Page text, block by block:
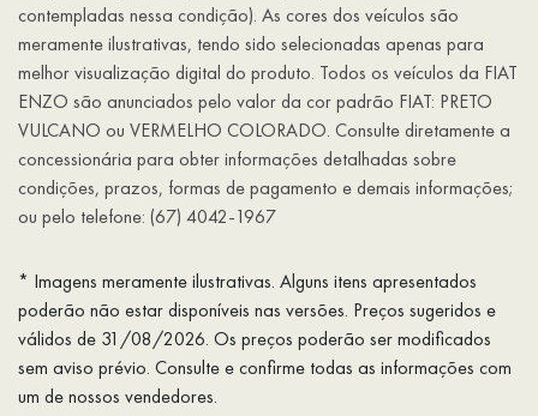
contempladas nessa condição). As cores dos veículos são
meramente ilustrativas, tendo sido selecionadas apenas para
melhor visualização digital do produto. Todos os veículos da FIAT
ENZO são anunciados pelo valor da cor padrão FIAT: PRETO
VULCANO ou VERMELHO COLORADO. Consulte diretamente a
concessionária para obter informações detalhadas sobre
condições, prazos, formas de pagamento e demais informações;
ou pelo telefone: (67) 4042-1967
* Imagens meramente ilustrativas. Alguns itens apresentados
poderão não estar disponíveis nas versões. Preços sugeridos e
válidos de 31/08/2026. Os preços poderão ser modificados
sem aviso prévio. Consulte e confirme todas as informações com
um de nossos vendedores.